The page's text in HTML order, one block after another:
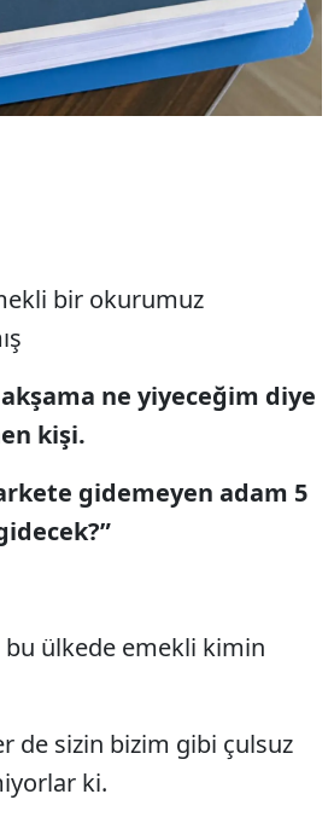
bir okurumuz
ne yiyeceğim diye
kişi.
gidemeyen adam 5
ülkede emekli kimin
de sizin bizim gibi çulsuz
ki.